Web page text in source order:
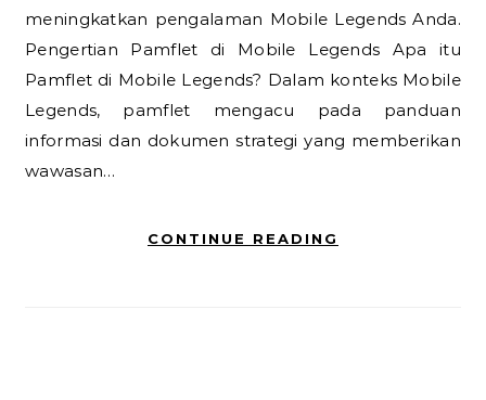
meningkatkan pengalaman Mobile Legends Anda.
Pengertian Pamflet di Mobile Legends Apa itu
Pamflet di Mobile Legends? Dalam konteks Mobile
Legends, pamflet mengacu pada panduan
informasi dan dokumen strategi yang memberikan
wawasan…
CONTINUE READING